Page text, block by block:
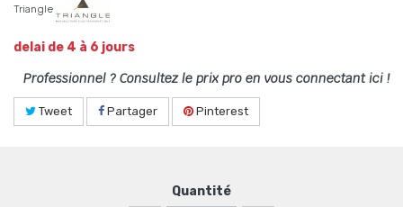
Triangle
delai de 4 à 6 jours
Professionnel ? Consultez le prix pro en vous connectant ici !
Tweet Partager Pinterest
Quantité